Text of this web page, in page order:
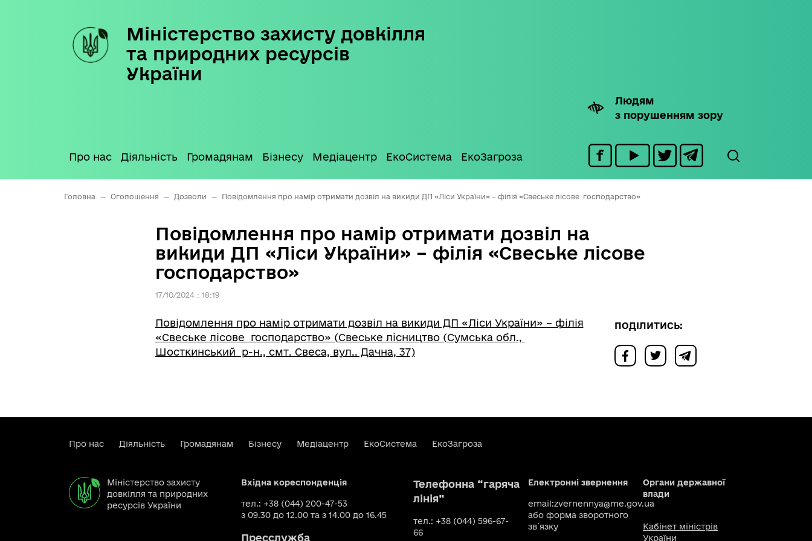
Міністерство захисту довкілля
та природних ресурсів
України
Людям
з порушенням зору
Про нас Діяльність Громадянам Бізнесу Медіацентр ЕкоСистема ЕкоЗагроза
Головна — Оголошення — Дозволи — Повідомлення про намір отримати дозвіл на викиди ДП «Ліси України» – філія «Свеське лісове господарство»
Повідомлення про намір отримати дозвіл на
викиди ДП «Ліси України» – філія «Свеське лісове
господарство»
17/10/2024 : 18:19
Повідомлення про намір отримати дозвіл на викиди ДП «Ліси України» – філія
«Свеське лісове господарство» (Свеське лісництво (Сумська обл.,
Шосткинський р-н., смт. Свеса, вул.. Дачна, 37)
ПОДІЛИТИСЬ:
Про нас Діяльність Громадянам Бізнесу Медіацентр ЕкоСистема ЕкоЗагроза
Міністерство захисту
довкілля та природних
ресурсів України
Вхідна кореспонденція
тел.: +38 (044) 200-47-53
з 09.30 до 12.00 та з 14.00 до 16.45
Пресслужба
Телефонна “гаряча
лінія”
тел.: +38 (044) 596-67-
66
Електронні звернення
email:zvernennya@me.gov.ua
або форма зворотного
зв`язку
Органи державної
влади
Кабінет міністрів
України